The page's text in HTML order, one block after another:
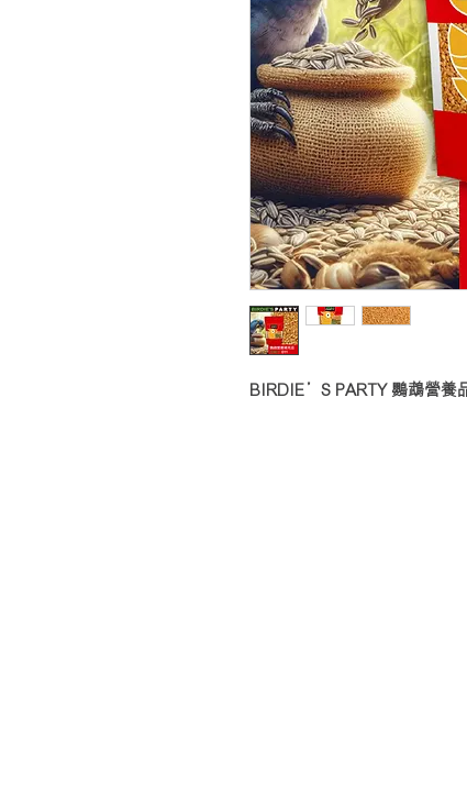
BIRDIE’S PARTY 鸚鵡營養